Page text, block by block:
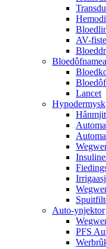
AV-
Lancet
Hypodermysk
Auto-ynjektor
PFS